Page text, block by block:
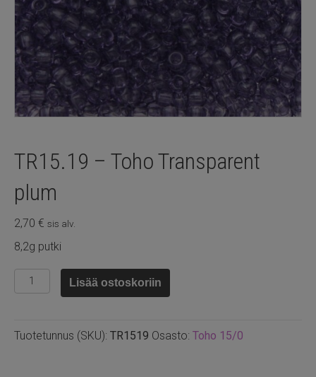
TR15.19 – Toho Transparent
plum
2,70 € sis alv.
8,2g putki
TR15.19
-
plum
Lisää ostoskoriin
Tuotetunnus (SKU): TR1519 Osasto: Toho 15/0